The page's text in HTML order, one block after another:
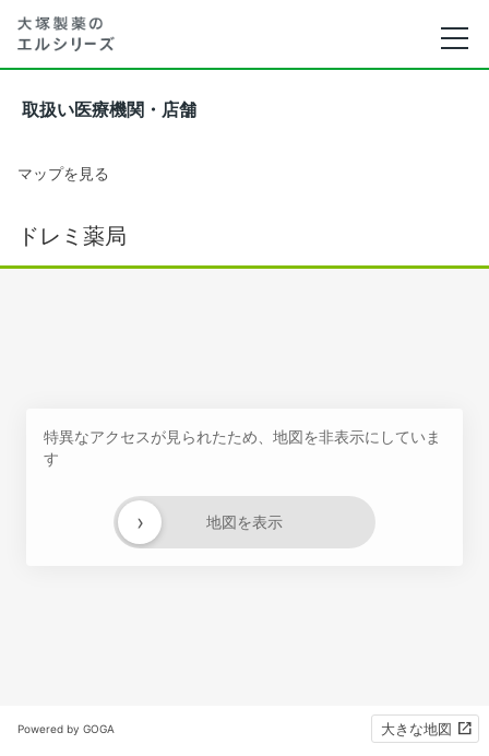
取扱い医療機関・店舗
マップを見る
ドレミ薬局
特異なアクセスが見られたため、地図を非表示にしていま
す
地図を表示
›
Powered by GOGA 大きな地図